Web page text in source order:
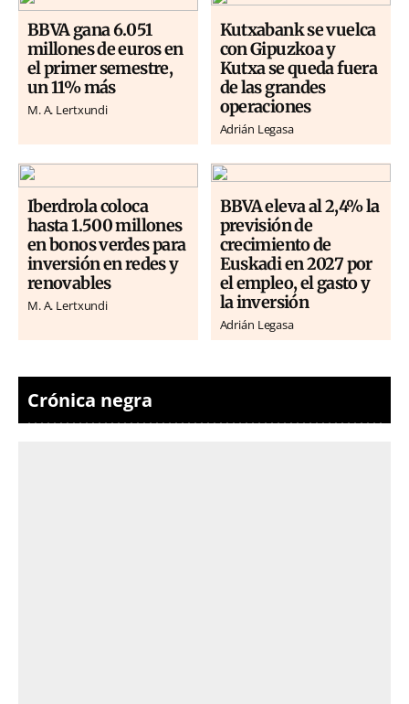
BBVA gana 6.051
millones de euros en
el primer semestre,
un 11% más
M. A. Lertxundi
Kutxabank se vuelca
con Gipuzkoa y
Kutxa se queda fuera
de las grandes
operaciones
Adrián Legasa
Iberdrola coloca
hasta 1.500 millones
en bonos verdes para
inversión en redes y
renovables
M. A. Lertxundi
BBVA eleva al 2,4% la
previsión de
crecimiento de
Euskadi en 2027 por
el empleo, el gasto y
la inversión
Adrián Legasa
Crónica negra